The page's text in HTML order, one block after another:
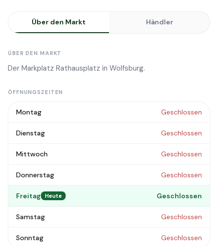
Über den Markt Händler
ÜBER DEN MARKT
Der Markplatz Rathausplatz in Wolfsburg.
ÖFFNUNGSZEITEN
Montag Geschlossen
Dienstag Geschlossen
Mittwoch Geschlossen
Donnerstag Geschlossen
Freitag Heute Geschlossen
Samstag Geschlossen
Sonntag Geschlossen